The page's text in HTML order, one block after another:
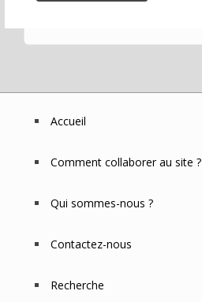
FooterAccueil
Comment collaborer au site ?
Qui sommes-nous ?
Contactez-nous
Recherche